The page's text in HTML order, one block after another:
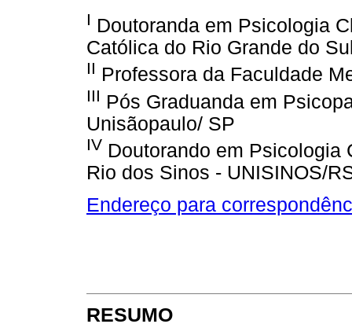
I Doutoranda em Psicologia
Católica do Rio Grande do
II Professora da Faculdade
III Pós Graduanda em
Unisãopaulo/ SP
IV Doutorando em Psicologia
Rio dos Sinos - UNISINOS/
Endereço para
RESUMO